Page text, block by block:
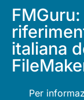
italiana
Per